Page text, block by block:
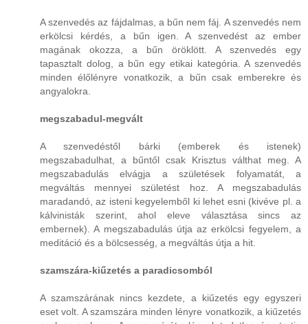
A szenvedés az fájdalmas, a bűn nem fáj. A szenvedés nem
erkölcsi kérdés, a bűn igen. A szenvedést az ember
magának okozza, a bűn öröklött. A szenvedés egy
tapasztalt dolog, a bűn egy etikai kategória. A szenvedés
minden élőlényre vonatkozik, a bűn csak emberekre és
angyalokra.
megszabadul-megvált
A szenvedéstől bárki (emberek és istenek)
megszabadulhat, a bűntől csak Krisztus válthat meg. A
megszabadulás elvágja a születések folyamatát, a
megváltás mennyei születést hoz. A megszabadulás
maradandó, az isteni kegyelemből ki lehet esni (kivéve pl. a
kálvinisták szerint, ahol eleve választása sincs az
embernek). A megszabadulás útja az erkölcsi fegyelem, a
meditáció és a bölcsesség, a megváltás útja a hit.
szamszára-kiűzetés a paradicsomból
A szamszárának nincs kezdete, a kiűzetés egy egyszeri
eset volt. A szamszára minden lényre vonatkozik, a kiűzetés